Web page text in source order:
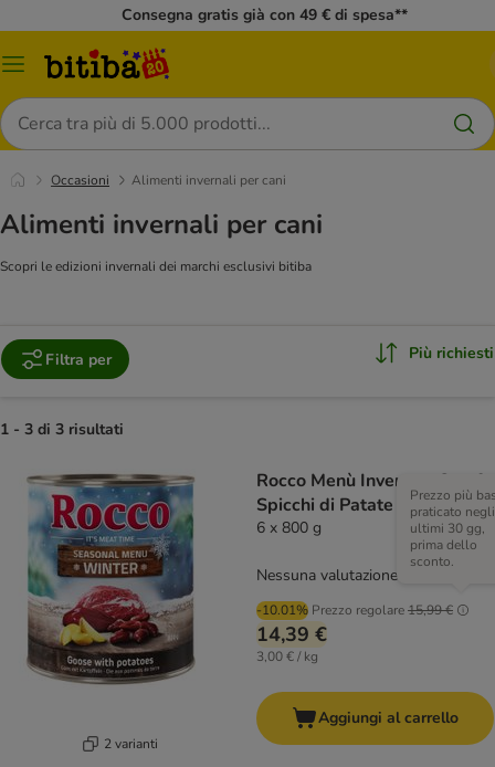
Consegna gratis già con 49 € di spesa**
Overview
Cerca
Occasioni Alimenti invernali per cani
Alimenti invernali per cani
Scopri le edizioni invernali dei marchi esclusivi bitiba
Filtra per Più richiesti
1 - 3 di 3 risultati
2 varianti
Rocco Menù Inverno - Oca &
Spicchi di Patate umido cane
6 x 800 g
-10.01% Prezzo regolare15,99 €
Prezzo più
praticato negli
ultimi 30 gg,
prima dello
sconto.
14,39 €
3,00 € / kg
Nessuna valutazione
Aggiungi al carrello